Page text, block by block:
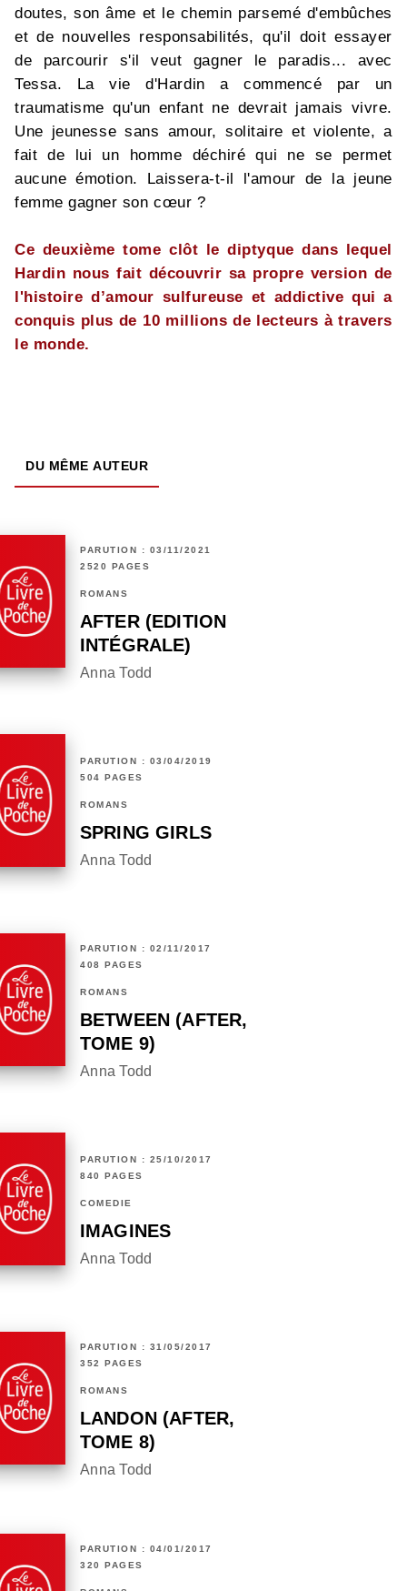
doutes, son âme et le chemin parsemé d'embûches
et de nouvelles responsabilités, qu'il doit essayer
de parcourir s'il veut gagner le paradis... avec
Tessa. La vie d'Hardin a commencé par un
traumatisme qu'un enfant ne devrait jamais vivre.
Une jeunesse sans amour, solitaire et violente, a
fait de lui un homme déchiré qui ne se permet
aucune émotion. Laissera-t-il l'amour de la jeune
femme gagner son cœur ?
Ce deuxième tome clôt le diptyque dans lequel
Hardin nous fait découvrir sa propre version de
l'histoire d’amour sulfureuse et addictive qui a
conquis plus de 10 millions de lecteurs à travers
le monde.
DU MÊME AUTEUR
PARUTION : 03/11/2021
2520 PAGES
ROMANS
AFTER (EDITION
INTÉGRALE)
Anna Todd
PARUTION : 03/04/2019
504 PAGES
ROMANS
SPRING GIRLS
Anna Todd
PARUTION : 02/11/2017
408 PAGES
ROMANS
BETWEEN (AFTER,
TOME 9)
Anna Todd
PARUTION : 25/10/2017
840 PAGES
COMÉDIE
IMAGINES
Anna Todd
PARUTION : 31/05/2017
352 PAGES
ROMANS
LANDON (AFTER,
TOME 8)
Anna Todd
PARUTION : 04/01/2017
320 PAGES